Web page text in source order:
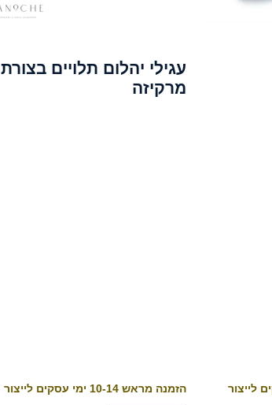
עגילי יהלום תלויים בצורת
מרקיזה
הזמנה מראש 10-14 ימי עסקים לייצור